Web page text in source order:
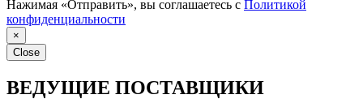
Нажимая «Отправить», вы соглашаетесь с Политикой
конфиденциальности
×
Close
ВЕДУЩИЕ ПОСТАВЩИКИ